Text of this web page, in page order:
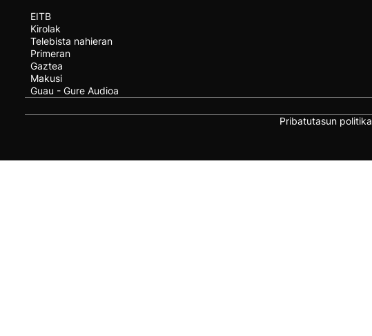
EITB
Kirolak
Telebista nahieran
Primeran
Gaztea
Makusi
Guau - Gure Audioa
Pribatutasun politika